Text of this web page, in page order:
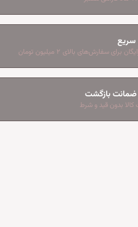
سریع
برای سفارش‌های بالای ۲ میلیون تومان
کالا بدون قید و شرط